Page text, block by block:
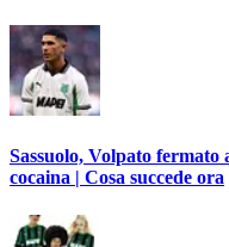
Sassuolo, Volpato fermato
cocaina | Cosa succede ora